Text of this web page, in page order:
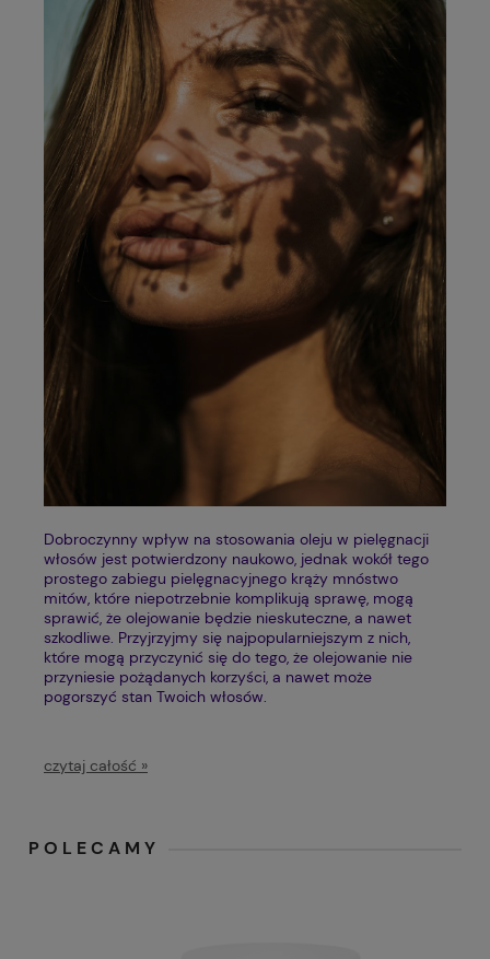
Dobroczynny wpływ na stosowania oleju w pielęgnacji
włosów jest potwierdzony naukowo, jednak wokół tego
prostego zabiegu pielęgnacyjnego krąży mnóstwo
mitów, które niepotrzebnie komplikują sprawę, mogą
sprawić, że olejowanie będzie nieskuteczne, a nawet
szkodliwe. Przyjrzyjmy się najpopularniejszym z nich,
które mogą przyczynić się do tego, że olejowanie nie
przyniesie pożądanych korzyści, a nawet może
pogorszyć stan Twoich włosów.
czytaj całość »
POLECAMY